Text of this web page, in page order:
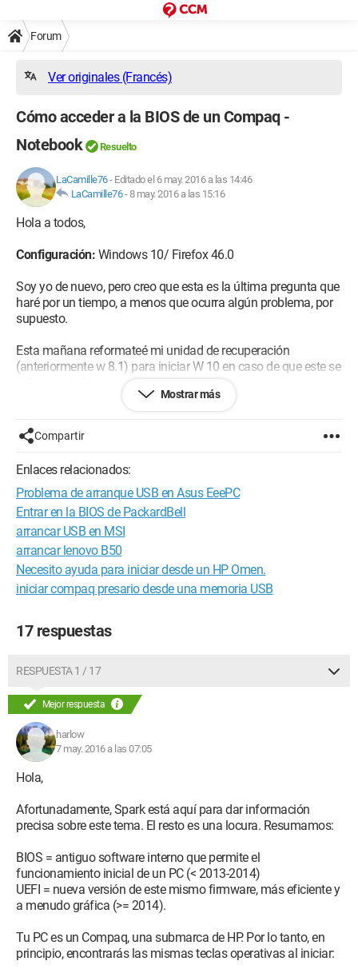
Forum
Ver originales (Francés)
Cómo acceder a la BIOS de un Compaq -
Notebook
Resuelto
LaCamille76- Editado el 6 may. 2016 a las 14:46
LaCamille76-8 may. 2016 a las 15:16
Hola a todos,
Configuración: Windows 10/ Firefox 46.0
Soy yo de nuevo, pero creo que esta es la última pregunta que
haré por un tiempo, a menos que ocurra algún problema, por
supuesto.
Esta mañana reformateé mi unidad de recuperación
(anteriormente w 8.1) para iniciar W 10 en caso de que este se
Luego creé mi unidad de recuperación. Todo está bien, por lo
Pero para arrancar el ordenador, es necesario que esté
configurado para iniciar desde la unidad USB.
Busqué la respuesta en el foro de HP (por el Compaq) que
habla un lenguaje informático más allá de mis capacidades -
Le pregunté a Cortana, quien me indicó la página de
configuración. Efectivamente, allí se menciona claramente
iniciar con una unidad clave, etc.
Pero si el ordenador no arranca, creo que no tendré acceso a
la configuración... Entonces, ¿cómo debo proceder, por favor?
Gracias de antemano.
9 preguntas planteadas - 8 resueltas. Bravo y gracias a todos.
Mostrar más
Compartir
Enlaces relacionados:
Problema de arranque USB en Asus EeePC
Entrar en la BIOS de PackardBell
arrancar USB en MSI
arrancar lenovo B50
Necesito ayuda para iniciar desde un HP Omen.
iniciar compaq presario desde una memoria USB
17 respuestas
RESPUESTA 1 / 17
Mejor respuesta
harlow
7 may. 2016 a las 07:05
Hola,
Afortunadamente, Spark está aquí para dar información
precisa sobre este tema. El resto es una locura. Resumamos:
BIOS = antiguo software interno que permite el
funcionamiento inicial de un PC (< 2013-2014)
UEFI = nueva versión de este mismo firmware, más eficiente y
a menudo gráfica (>= 2014).
Tu PC es un Compaq, una submarca de HP. Por lo tanto, en
principio, encontrarás las mismas teclas operativas al iniciar: